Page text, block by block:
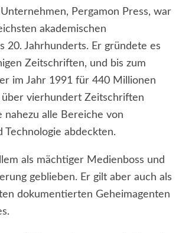
Pergamon Press, war
akademischen
20. Jahrhunderts. Er gründete es
Zeitschriften, und bis zum
im Jahr 1991 für 440 Millionen
über vierhundert Zeitschriften
nahezu alle Bereiche von
Technologie abdeckten.
als mächtiger Medienboss und
geblieben. Er gilt aber auch als
dokumentierten Geheimagenten